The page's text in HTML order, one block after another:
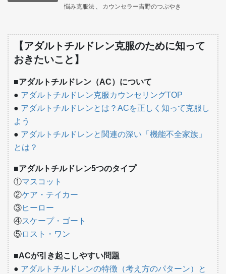
悩み克服法
カウンセラー吉野のつぶやき
【アダルトチルドレン克服のために知って
おきたいこと】
■アダルトチルドレン（AC）について
● アダルトチルドレン克服カウンセリングTOP
● アダルトチルドレンとは？ACを正しく知って克服し
よう
● アダルトチルドレンと関連の深い「機能不全家族」
とは？
■アダルトチルドレン5つのタイプ
①マスコット
②ケア・テイカー
③ヒーロー
④スケープ・ゴート
⑤ロスト・ワン
■ACが引き起こしやすい問題
● アダルトチルドレンの特徴（考え方のパターン）と